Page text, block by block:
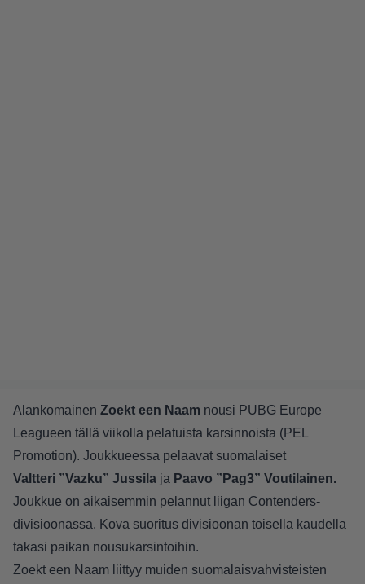
Alankomainen Zoekt een Naam nousi PUBG Europe
Leagueen tällä viikolla pelatuista karsinnoista (PEL
Promotion). Joukkueessa pelaavat suomalaiset
Valtteri ”Vazku” Jussila ja Paavo ”Pag3” Voutilainen.
Joukkue on aikaisemmin pelannut liigan Contenders-
divisioonassa. Kova suoritus divisioonan toisella kaudella
takasi paikan nousukarsintoihin.
Zoekt een Naam liittyy muiden suomalaisvahvisteisten